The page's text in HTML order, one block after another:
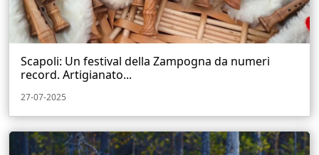
Scapoli: Un festival della Zampogna da numeri
record. Artigianato...
27-07-2025